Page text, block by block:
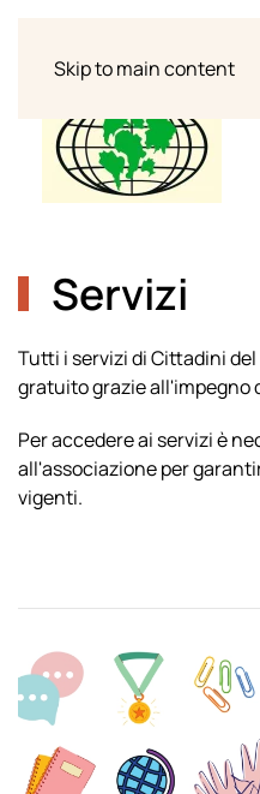
Skip to main content
Servizi
Tutti i servizi di Cittadini
gratuito grazie all'impegno
Per accedere ai servizi è
all'associazione per
vigenti.